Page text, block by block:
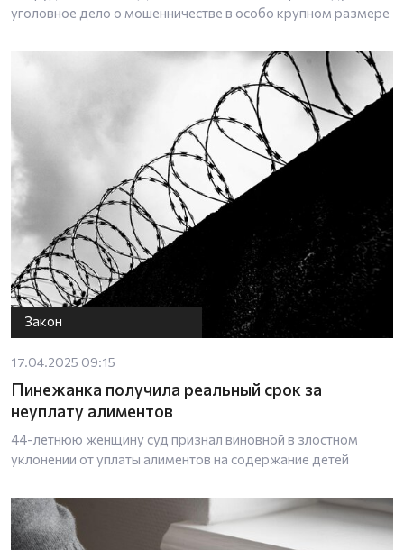
уголовное дело о мошенничестве в особо крупном размере
Закон
17.04.2025 09:15
Пинежанка получила реальный срок за
неуплату алиментов
44-летнюю женщину суд признал виновной в злостном
уклонении от уплаты алиментов на содержание детей